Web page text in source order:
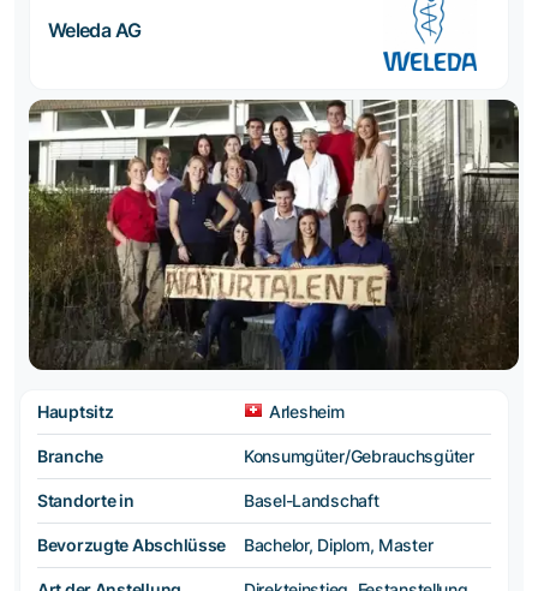
Weleda AG
Hauptsitz Arlesheim
Branche Konsumgüter/Gebrauchsgüter
Standorte in Basel-Landschaft
Bevorzugte Abschlüsse Bachelor, Diplom, Master